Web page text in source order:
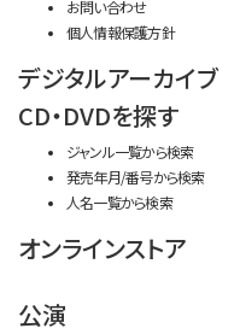
お問い合わせ
個人情報保護方針
デジタルアーカイブ
CD・DVDを探す
ジャンル一覧から検索
発売年月/番号から検索
人名一覧から検索
オンラインストア
公演